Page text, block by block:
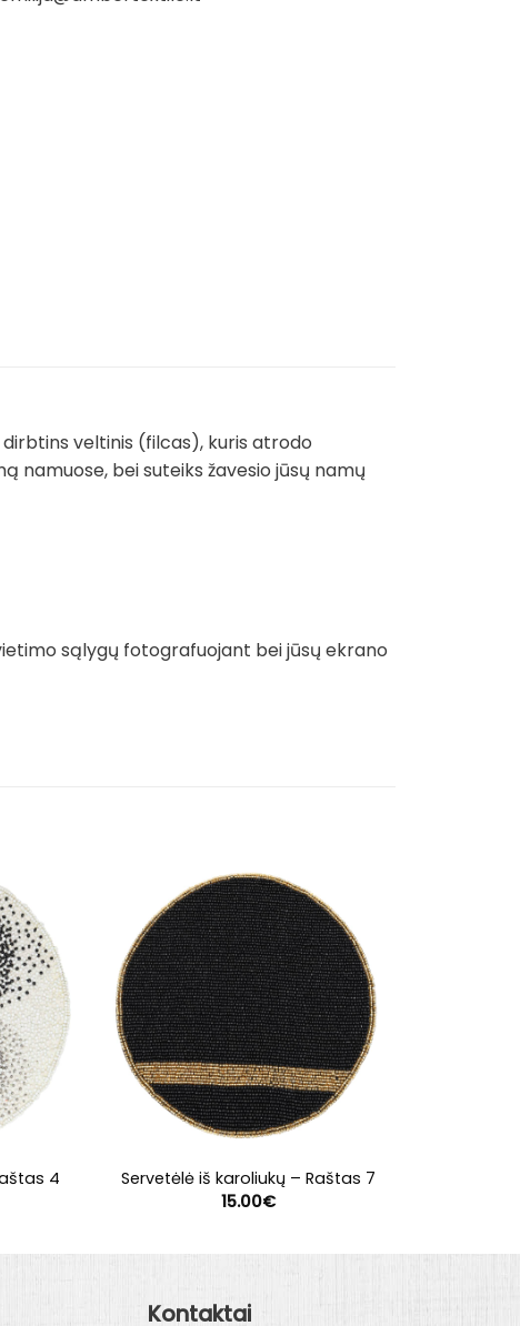
veltinis (filcas), kuris atrodo
namuose, bei suteiks žavesio jūsų namų
sąlygų fotografuojant bei jūsų ekrano
4
Servetėlė iš karoliukų – Raštas 7
15.00€
Kontaktai